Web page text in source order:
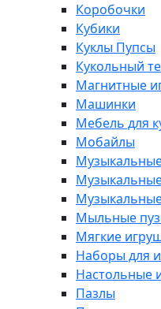
Коробочки
Кубики
Куклы Пупсы
Кукольный
Магнитные
Машинки
Мебель для
Мобайлы
Мыльные
Мягкие
Наборы для
Настольные
Пазлы